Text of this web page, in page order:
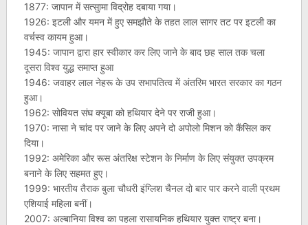
1877: जापान में सत्सुामा विद्रोह दबाया गया।
1926: इटली और यमन में हुए समझौते के तहत लाल सागर तट पर इटली का
वर्चस्व कायम हुआ।
1945: जापान द्वारा हार स्वीकार कर लिए जाने के बाद छह साल तक चला
दूसरा विश्व युद्ध समाप्त हुआ
1946: जवाहर लाल नेहरू के उप सभापतित्व में अंतरिम भारत सरकार का गठन
हुआ।
1962: सोवियत संघ क्यूबा को हथियार देने पर राजी हुआ।
1970: नासा ने चांद पर जाने के लिए अपने दो अपोलो मिशन को कैंसिल कर
दिया।
1992: अमेरिका और रूस अंतरिक्ष स्टेशन के निर्माण के लिए संयुक्त उपक्रम
बनाने के लिए सहमत हुए।
1999: भारतीय तैराक बुला चौधरी इंग्लिश चैनल दो बार पार करने वाली प्रथम
एशियाई महिला बनीं।
2007: अल्बानिया विश्व का पहला रासायनिक हथियार युक्त राष्ट्र बना।